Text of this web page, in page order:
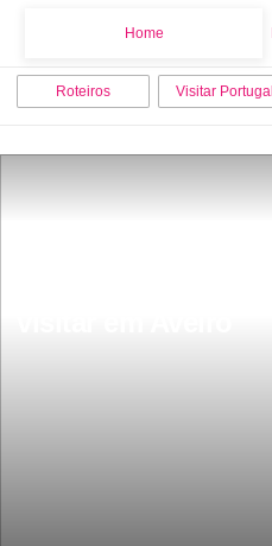
Home
Roteiros Visitar Portugal